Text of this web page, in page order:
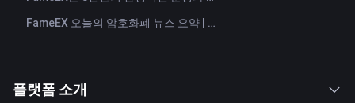
FameEX 오늘의 암호화폐 뉴스 요약 | 2026년 7월 28일
플랫폼 소개